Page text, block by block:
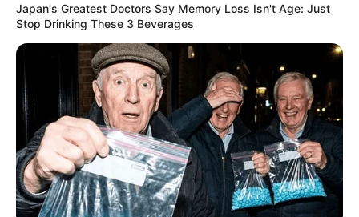
Japan's Greatest Doctors Say Memory Loss Isn't Age: Just
Stop Drinking These 3 Beverages